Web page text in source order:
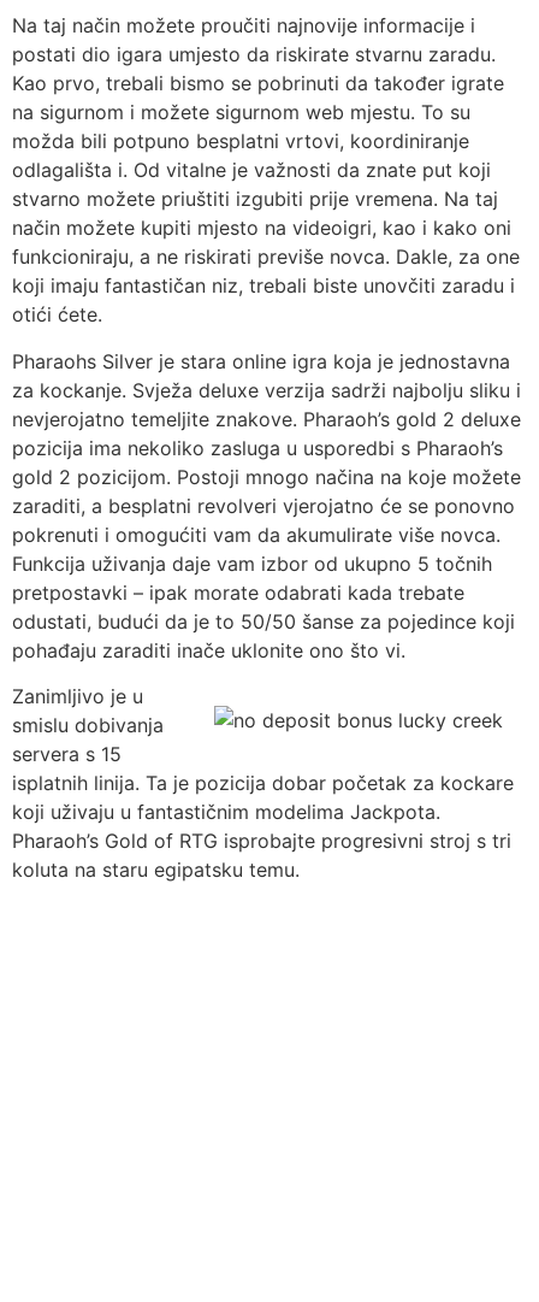
Na taj način možete proučiti najnovije informacije i
postati dio igara umjesto da riskirate stvarnu zaradu.
Kao prvo, trebali bismo se pobrinuti da također igrate
na sigurnom i možete sigurnom web mjestu. To su
možda bili potpuno besplatni vrtovi, koordiniranje
odlagališta i. Od vitalne je važnosti da znate put koji
stvarno možete priuštiti izgubiti prije vremena. Na taj
način možete kupiti mjesto na videoigri, kao i kako oni
funkcioniraju, a ne riskirati previše novca. Dakle, za one
koji imaju fantastičan niz, trebali biste unovčiti zaradu i
otići ćete.
Pharaohs Silver je stara online igra koja je jednostavna
za kockanje. Svježa deluxe verzija sadrži najbolju sliku i
nevjerojatno temeljite znakove. Pharaoh’s gold 2 deluxe
pozicija ima nekoliko zasluga u usporedbi s Pharaoh’s
gold 2 pozicijom. Postoji mnogo načina na koje možete
zaraditi, a besplatni revolveri vjerojatno će se ponovno
pokrenuti i omogućiti vam da akumulirate više novca.
Funkcija uživanja daje vam izbor od ukupno 5 točnih
pretpostavki – ipak morate odabrati kada trebate
odustati, budući da je to 50/50 šanse za pojedince koji
pohađaju zaraditi inače uklonite ono što vi.
Zanimljivo je u
smislu dobivanja
servera s 15
isplatnih linija. Ta je pozicija dobar početak za kockare
koji uživaju u fantastičnim modelima Jackpota.
Pharaoh’s Gold of RTG isprobajte progresivni stroj s tri
koluta na staru egipatsku temu.